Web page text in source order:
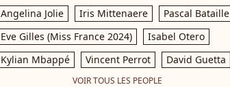
Angelina Jolie Iris Mittenaere
Pascal Bataille
Eve Gilles (Miss France 2024)
Isabel Otero
Kylian Mbappé
Vincent Perrot David Guetta
VOIR TOUS LES PEOPLE